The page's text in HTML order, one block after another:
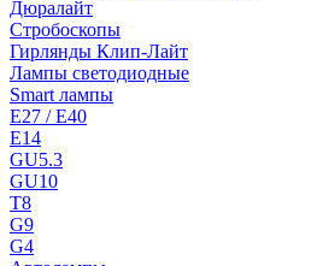
Дюралайт
Стробоскопы
Гирлянды Клип-Лайт
Лампы светодиодные
Smart лампы
E27 / E40
E14
GU5.3
GU10
T8
G9
G4